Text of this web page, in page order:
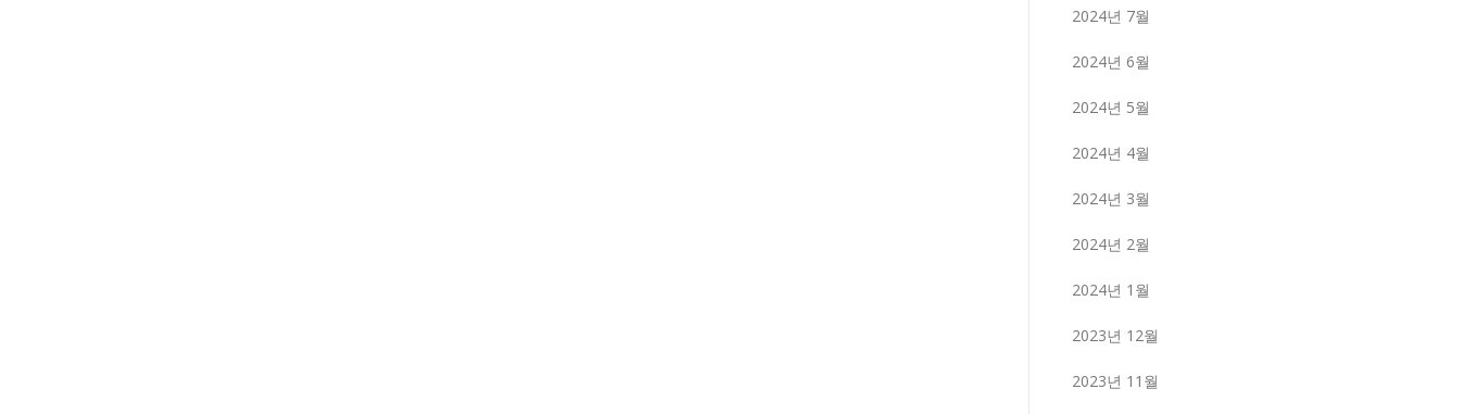
2024년 7월
2024년 6월
2024년 5월
2024년 4월
2024년 3월
2024년 2월
2024년 1월
2023년 12월
2023년 11월